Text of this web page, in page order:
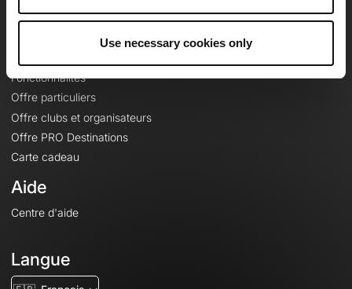
Use necessary cookies only
Fonctionnalités
Offre particuliers
Offre clubs et organisateurs
Offre PRO Destinations
Carte cadeau
Aide
Centre d'aide
Langue